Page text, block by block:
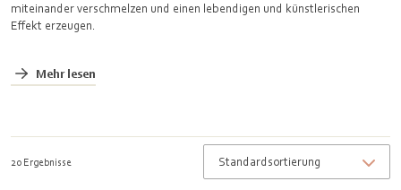
miteinander verschmelzen und einen lebendigen und künstlerischen
Effekt erzeugen.
Mehr lesen
20 Ergebnisse